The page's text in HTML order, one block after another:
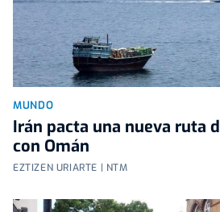
MUNDO
Irán pacta una nueva ruta
con Omán
EZTIZEN URIARTE | NTM